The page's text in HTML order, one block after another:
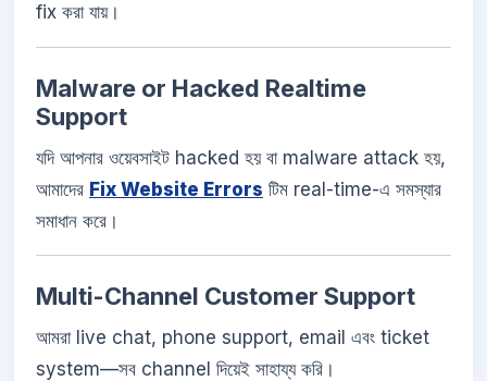
fix করা যায়।
Malware or Hacked Realtime
Support
যদি আপনার ওয়েবসাইট hacked হয় বা malware attack হয়,
আমাদের Fix Website Errors টিম real-time-এ সমস্যার
সমাধান করে।
Multi-Channel Customer Support
আমরা live chat, phone support, email এবং ticket
system—সব channel দিয়েই সাহায্য করি।